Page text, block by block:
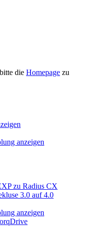
die Homepage zu
anzeigen
zu Radius CX
3.0 auf 4.0
anzeigen